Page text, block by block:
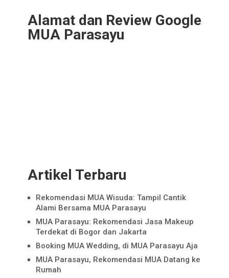
Alamat dan Review Google
MUA Parasayu
Artikel Terbaru
Rekomendasi MUA Wisuda: Tampil Cantik
Alami Bersama MUA Parasayu
MUA Parasayu: Rekomendasi Jasa Makeup
Terdekat di Bogor dan Jakarta
Booking MUA Wedding, di MUA Parasayu Aja
MUA Parasayu, Rekomendasi MUA Datang ke
Rumah